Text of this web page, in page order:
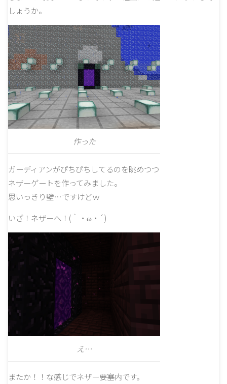
しょうか。
作った
ガーディアンがぴちぴちしてるのを眺めつつ
ネザーゲートを作ってみました。
思いっきり壁…ですけどｗ
いざ！ネザーへ！(｀・ω・´)
え…
またか！！な感じでネザー要塞内です。